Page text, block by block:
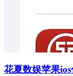
花夏数娱苹果